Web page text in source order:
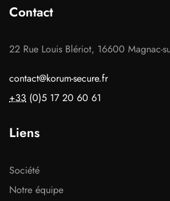
Contact
22 Rue Louis Blériot, 16600 Magnac-
contact@korum-secure.fr
+33 (0)5 17 20 60 61
Liens
Société
Notre équipe